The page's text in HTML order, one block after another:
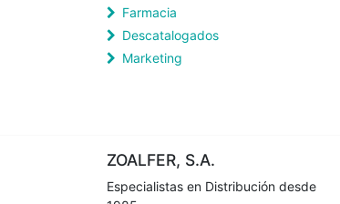
Farmacia
Descatalogados
Marketing
ZOALFER, S.A.
Especialistas en Distribución desde